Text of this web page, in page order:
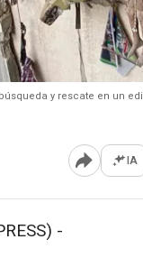
y rescate en un
Abrir IA
-